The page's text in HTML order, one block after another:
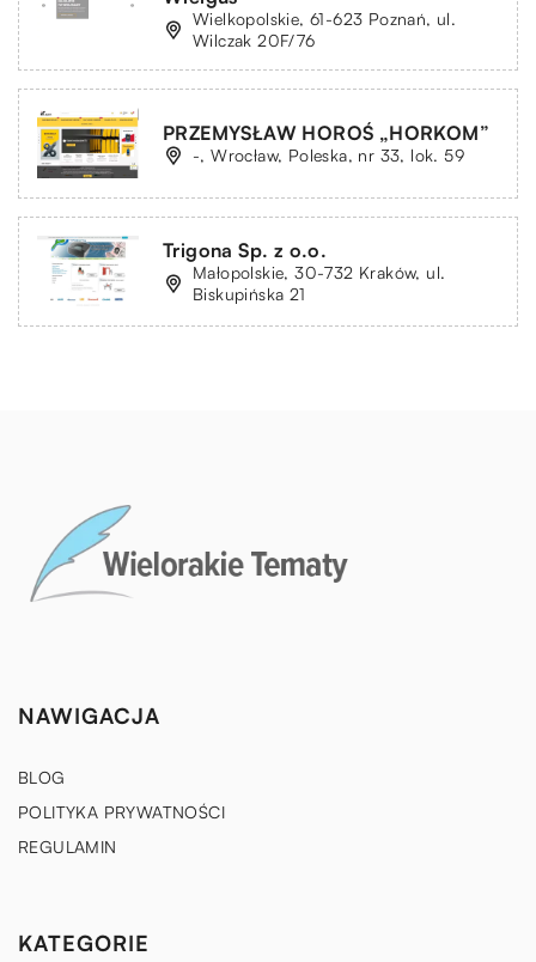
Wielkopolskie, 61-623 Poznań, ul.
Wilczak 20F/76
PRZEMYSŁAW HOROŚ „HORKOM”
-, Wrocław, Poleska, nr 33, lok. 59
Trigona Sp. z o.o.
Małopolskie, 30-732 Kraków, ul.
Biskupińska 21
NAWIGACJA
BLOG
POLITYKA PRYWATNOŚCI
REGULAMIN
KATEGORIE